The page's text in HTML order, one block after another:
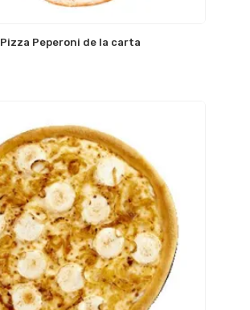
Pizza Peperoni de la carta